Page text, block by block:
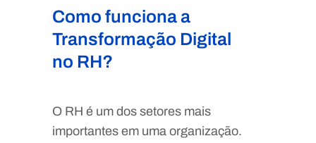
Como funciona a
Transformação Digital
no RH?
O RH é um dos setores mais
importantes em uma organização.